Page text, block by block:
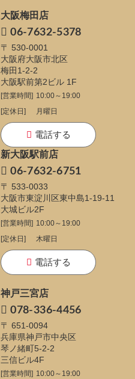
大阪梅田店
06-7632-5378
〒 530-0001
大阪府大阪市北区
梅田1-2-2
大阪駅前第2ビル 1F
[営業時間] 10:00～19:00
[定休日]
月曜日
電話する
新大阪駅前店
06-7632-6751
〒 533-0033
大阪市東淀川区東中島1-19-11
大城ビル2F
[営業時間] 10:00～19:00
[定休日]
木曜日
電話する
神戸三宮店
078-336-4456
〒 651-0094
兵庫県神戸市中央区
琴ノ緒町5-2-2
三信ビル4F
[営業時間] 10:00～19:00